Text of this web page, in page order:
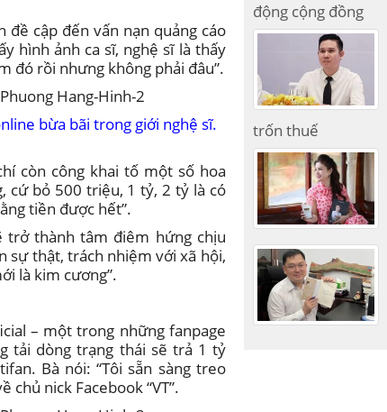
đề cập đến vấn nạn quảng cáo
hình ảnh ca sĩ, nghệ sĩ là thấy
đó rồi nhưng không phải đâu”.
bừa bãi trong giới nghệ sĩ.
còn công khai tố một số hoa
cứ bỏ 500 triệu, 1 tỷ, 2 tỷ là có
tiền được hết”.
trở thành tâm điêm hứng chịu
sự thật, trách nhiệm với xã hội,
là kim cương”.
– một trong những fanpage
tải dòng trạng thái sẽ trả 1 tỷ
Bà nói: “Tôi sẵn sàng treo
nick Facebook “VT”.
động cộng đồng
trốn thuế